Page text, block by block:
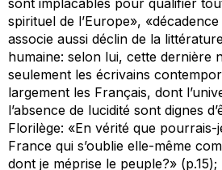
spirituel de l’Europe»,
associe aussi déclin de la
humaine: selon lui, cette dernière
seulement les écrivains
largement les Français, dont
l’absence de lucidité sont dignes
Florilège: «En vérité que pourrais-
France qui s’oublie elle-même
dont je méprise le peuple?»